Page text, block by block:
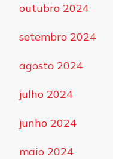
outubro 2024
setembro 2024
agosto 2024
julho 2024
junho 2024
maio 2024